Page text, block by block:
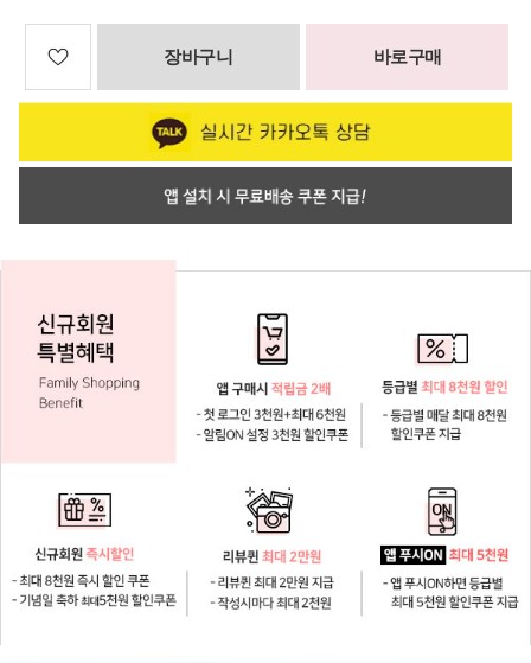
장바구니 바로구매